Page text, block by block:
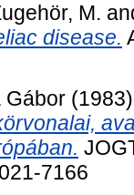
M.
disease.
Gábor
7166